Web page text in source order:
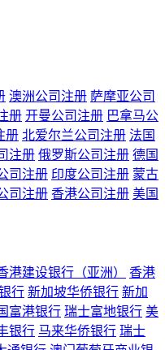
澳洲公司注册 萨摩亚公司
册 开曼公司注册 巴拿马公
册 北爱尔兰公司注册 法国
注册 俄罗斯公司注册 德国
司注册 印度公司注册 蒙古
司注册 香港公司注册 美国
港建设银行（亚洲）
香港
行 新加坡华侨银行 新加
富港银行 瑞士富地银行 美
银行 马来华侨银行 瑞士